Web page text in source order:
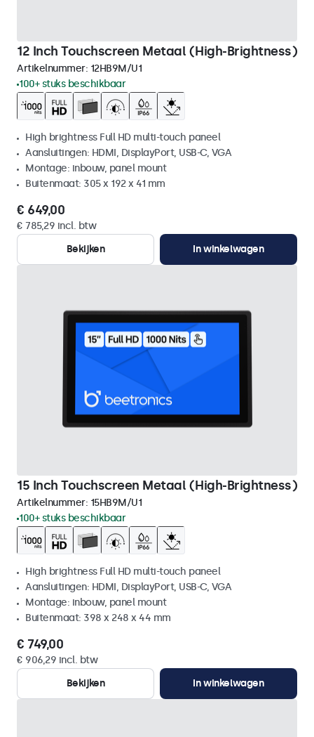
12 Inch Touchscreen Metaal (High-Brightness)
Artikelnummer: 12HB9M/U1
100+ stuks beschikbaar
High brightness Full HD multi-touch paneel
Aansluitingen: HDMI, DisplayPort, USB-C, VGA
Montage: inbouw, panel mount
Buitenmaat: 305 x 192 x 41 mm
€ 649,00
€ 785,29 incl. btw
Bekijken
In winkelwagen
15 Inch Touchscreen Metaal (High-Brightness)
Artikelnummer: 15HB9M/U1
100+ stuks beschikbaar
High brightness Full HD multi-touch paneel
Aansluitingen: HDMI, DisplayPort, USB-C, VGA
Montage: inbouw, panel mount
Buitenmaat: 398 x 248 x 44 mm
€ 749,00
€ 906,29 incl. btw
Bekijken
In winkelwagen